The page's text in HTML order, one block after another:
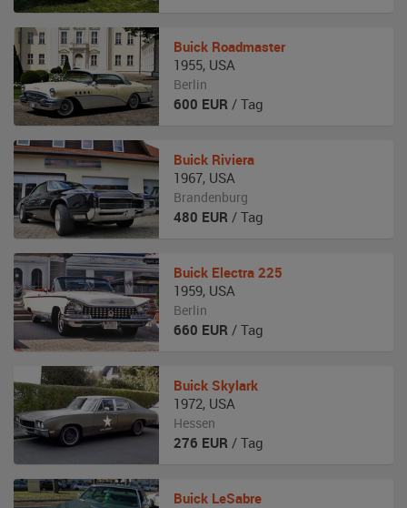
Buick Roadmaster
1955, USA
Berlin
600 EUR / Tag
Buick Riviera
1967, USA
Brandenburg
480 EUR / Tag
Buick Electra 225
1959, USA
Berlin
660 EUR / Tag
Buick Skylark
1972, USA
Hessen
276 EUR / Tag
Buick LeSabre